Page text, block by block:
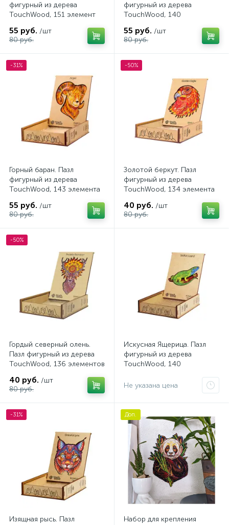
фигурный из дерева
TouchWood, 151 элемент
55 руб. /шт
80 руб.
фигурный из дерева
TouchWood, 140
55 руб. /шт
80 руб.
-31%
Горный баран. Пазл
фигурный из дерева
TouchWood, 143 элемента
55 руб. /шт
80 руб.
-50%
Золотой беркут. Пазл
фигурный из дерева
TouchWood, 134 элемента
40 руб. /шт
80 руб.
-50%
Гордый северный олень.
Пазл фигурный из дерева
TouchWood, 136 элементов
40 руб. /шт
80 руб.
Искусная Ящерица. Пазл
фигурный из дерева
TouchWood, 140
Не указана цена
-31%
Изящная рысь. Пазл
Доп.
Набор для крепления